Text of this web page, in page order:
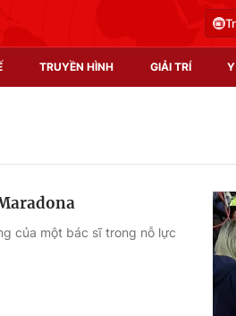
TRUYỀN HÌNH GIẢI TRÍ
của một bác sĩ trong nỗ lực